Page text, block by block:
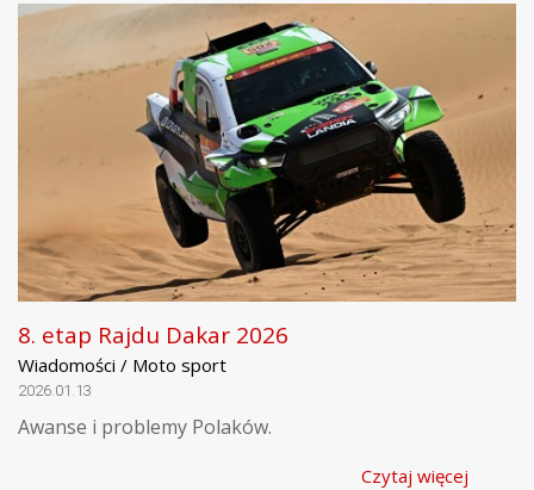
8. etap Rajdu Dakar 2026
Wiadomości / Moto sport
2026.01.13
Awanse i problemy Polaków.
Czytaj więcej